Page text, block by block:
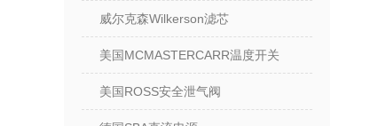
威尔克森Wilkerson滤芯
美国MCMASTERCARR温度开关
美国ROSS安全泄气阀